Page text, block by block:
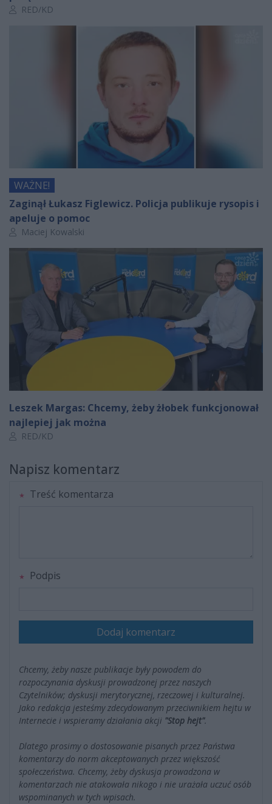
Autor artykułu:
RED/KD
WAŻNE!
Zaginął Łukasz Figlewicz. Policja publikuje rysopis i
apeluje o pomoc
Autor artykułu:
Maciej Kowalski
Leszek Margas: Chcemy, żeby żłobek funkcjonował
najlepiej jak można
Autor artykułu:
RED/KD
Napisz komentarz
Treść komentarza
Podpis
Dodaj komentarz
Chcemy, żeby nasze publikacje były powodem do
rozpoczynania dyskusji prowadzonej przez naszych
Czytelników; dyskusji merytorycznej, rzeczowej i kulturalnej.
Jako redakcja jesteśmy zdecydowanym przeciwnikiem hejtu w
Internecie i wspieramy działania akcji "Stop hejt".
Dlatego prosimy o dostosowanie pisanych przez Państwa
komentarzy do norm akceptowanych przez większość
społeczeństwa. Chcemy, żeby dyskusja prowadzona w
komentarzach nie atakowała nikogo i nie urażała uczuć osób
wspominanych w tych wpisach.